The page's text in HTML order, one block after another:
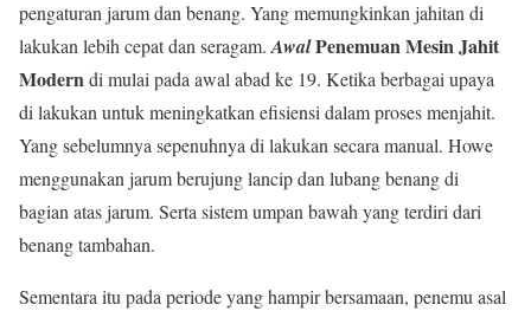
pengaturan jarum dan benang. Yang memungkinkan jahitan di
lakukan lebih cepat dan seragam.AwalPenemuan Mesin Jahit
Moderndi mulai pada awal abad ke 19. Ketika berbagai upaya
di lakukan untuk meningkatkan efisiensi dalam proses menjahit.
Yang sebelumnya sepenuhnya di lakukan secara manual. Howe
menggunakan jarum berujung lancip dan lubang benang di
bagian atas jarum. Serta sistem umpan bawah yang terdiri dari
benang tambahan.
Sementara itu pada periode yang hampir bersamaan, penemu asal